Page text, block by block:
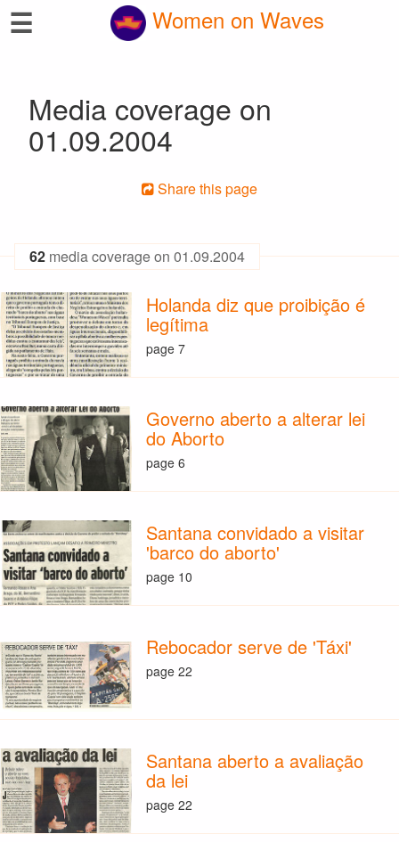
☰ Women on Waves
Media coverage on
01.09.2004
Share this page
62 media coverage on 01.09.2004
Holanda diz que proibição é
legítima
page 7
Governo aberto a alterar lei
do Aborto
page 6
Santana convidado a visitar
'barco do aborto'
page 10
Rebocador serve de 'Táxi'
page 22
Santana aberto a avaliação
da lei
page 22